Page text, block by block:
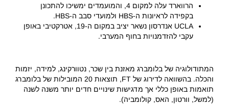
הרווארד עלה למקום 4, והמועמדים ימשיכו להתכונן
בקפידה לראיונות ה-HBS ולמועדי סבב ה-HBS.
UCLA אנדרסון נשאר יציב במקום ה-19, אטרקטיבי באופן
עקבי להזדמנויות בחוף המערבי.
המתודולוגיה של בלומברג מאזנת בין שכר, נטוורקינג, למידה, יזמות
והכלה. בהשוואה לדירוג של FT, תוצאות 20 המובילות של בלומברג
תואמות באופן כללי אך מדגישות שינויים חדים יותר משנה לשנה
(למשל, וורטון, האס, קולומביה).